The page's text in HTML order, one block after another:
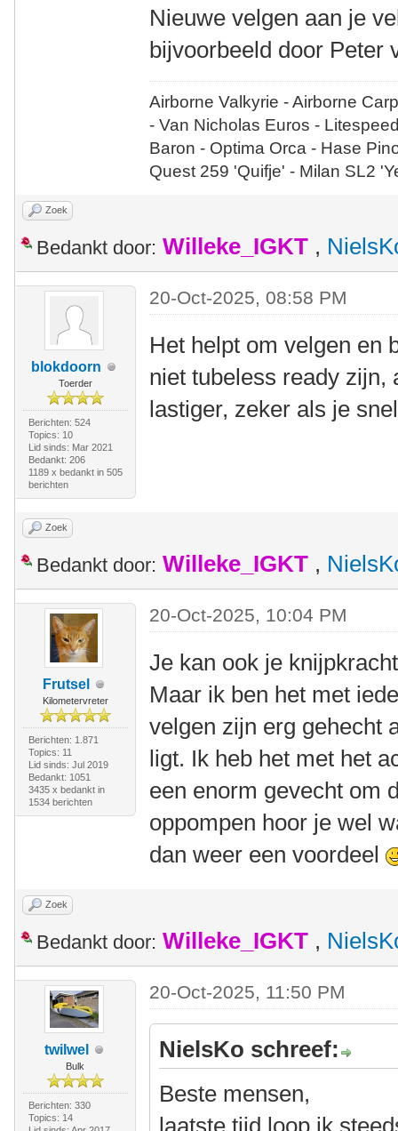
Nieuwe velgen aan je
bijvoorbeeld door Peter
Airborne Valkyrie - Airborne
- Van Nicholas Euros -
Baron - Optima Orca - Hase
Quest 259 'Quifje' - Milan SL2
Zoek
Bedankt door: Willeke_IGKT ,
blokdoorn
Toerder
Berichten: 524
Topics: 10
Lid sinds: Mar 2021
Bedankt: 206
1189 x bedankt in 505
berichten
20-Oct-2025, 08:58 PM
Het helpt om velgen en
niet tubeless ready zijn,
lastiger, zeker als je
Zoek
Bedankt door: Willeke_IGKT ,
Frutsel
Kilometervreter
Berichten: 1.871
Topics: 11
Lid sinds: Jul 2019
Bedankt: 1051
3435 x bedankt in
1534 berichten
20-Oct-2025, 10:04 PM
Je kan ook je
Maar ik ben het met
velgen zijn erg gehecht
ligt. Ik heb het met het
een enorm gevecht om
oppompen hoor je wel
dan weer een voordeel
Zoek
Bedankt door: Willeke_IGKT ,
twilwel
Bulk
Berichten: 330
Topics: 14
20-Oct-2025, 11:50 PM
NielsKo schreef:
Beste mensen,
laatste tijd loop ik